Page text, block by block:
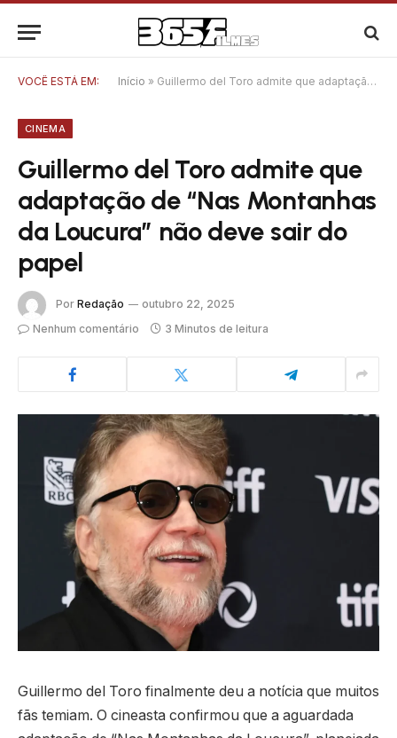
VOCÊ ESTÁ EM: Início » Guillermo del Toro admite que adaptação de “Nas Montanhas da Loucura” não deve sair do papel
CINEMA
Guillermo del Toro admite que
adaptação de “Nas Montanhas
da Loucura” não deve sair do
papel
Por Redação
outubro 22, 2025
Nenhum comentário
3 Minutos de leitura
Guillermo del Toro finalmente deu a notícia que muitos
fãs temiam. O cineasta confirmou que a aguardada